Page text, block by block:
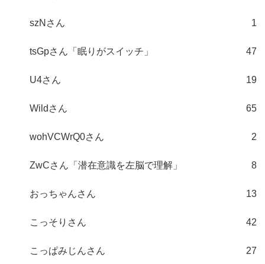
szNさん 1
tsGpさん「眠りがスイッチ」 47
U4さん 19
Wildさん 65
wohVCWrQ0さん 2
ZwCさん「潜在意識を左脳で理解」 8
おっちゃんさん 13
こっそりさん 42
こっぱみじんさん 27